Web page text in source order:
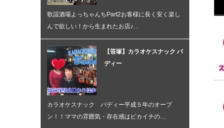
歌謡酒場よっちゃんちPart2お客様に長く安く楽し
んで欲しい！から生まれたお店♪…
【笹塚】カラオケスナック バ
ディー
カラオケスナック バディー平成５年のオープ
ン！！ママの雰囲気・存在感はピカイチの…